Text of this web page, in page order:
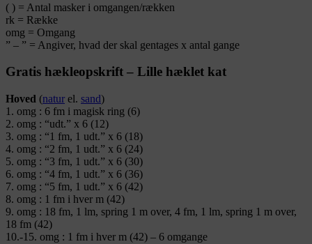
( ) = Antal masker i omgangen/rækken
rk = Række
omg = Omgang
” – ” = Angiver, hvad der skal gentages x antal gange
Gratis hækleopskrift – Lille hæklet kat
Hoved (natur el. sand)
1. omg : 6 fm i magisk ring (6)
2. omg : “udt.” x 6 (12)
3. omg : “1 fm, 1 udt.” x 6 (18)
4. omg : “2 fm, 1 udt.” x 6 (24)
5. omg : “3 fm, 1 udt.” x 6 (30)
6. omg : “4 fm, 1 udt.” x 6 (36)
7. omg : “5 fm, 1 udt.” x 6 (42)
8. omg : 1 fm i hver m (42)
9. omg : 18 fm, 1 lm, spring 1 m over, 4 fm, 1 lm, spring 1 m over,
18 fm (42)
10.-15. omg : 1 fm i hver m (42) – 6 omgange